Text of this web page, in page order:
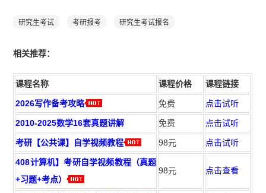
研究生考试 考研报考 研究生考试报名
相关推荐：
课程名称 课程价格 课程链接
2026写作备考攻略 免费 点击试听
2010-2025数学16套真题讲解 免费 点击试听
考研【公共课】自学视频教程 98元 点击试听
408计算机】考研自学视频教程（真题
+习题+考点）
98元 点击查看